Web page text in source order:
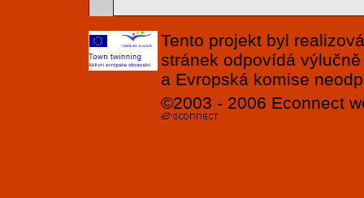
Tento projekt byl
stránek odpovídá
a Evropská komise
©2003 - 2006 Econnect